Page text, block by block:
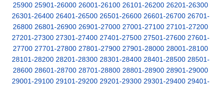
25900 25901-26000 26001-26100 26101-26200 26201-26300
26301-26400 26401-26500 26501-26600 26601-26700 26701-
26800 26801-26900 26901-27000 27001-27100 27101-27200
27201-27300 27301-27400 27401-27500 27501-27600 27601-
27700 27701-27800 27801-27900 27901-28000 28001-28100
28101-28200 28201-28300 28301-28400 28401-28500 28501-
28600 28601-28700 28701-28800 28801-28900 28901-29000
29001-29100 29101-29200 29201-29300 29301-29400 29401-